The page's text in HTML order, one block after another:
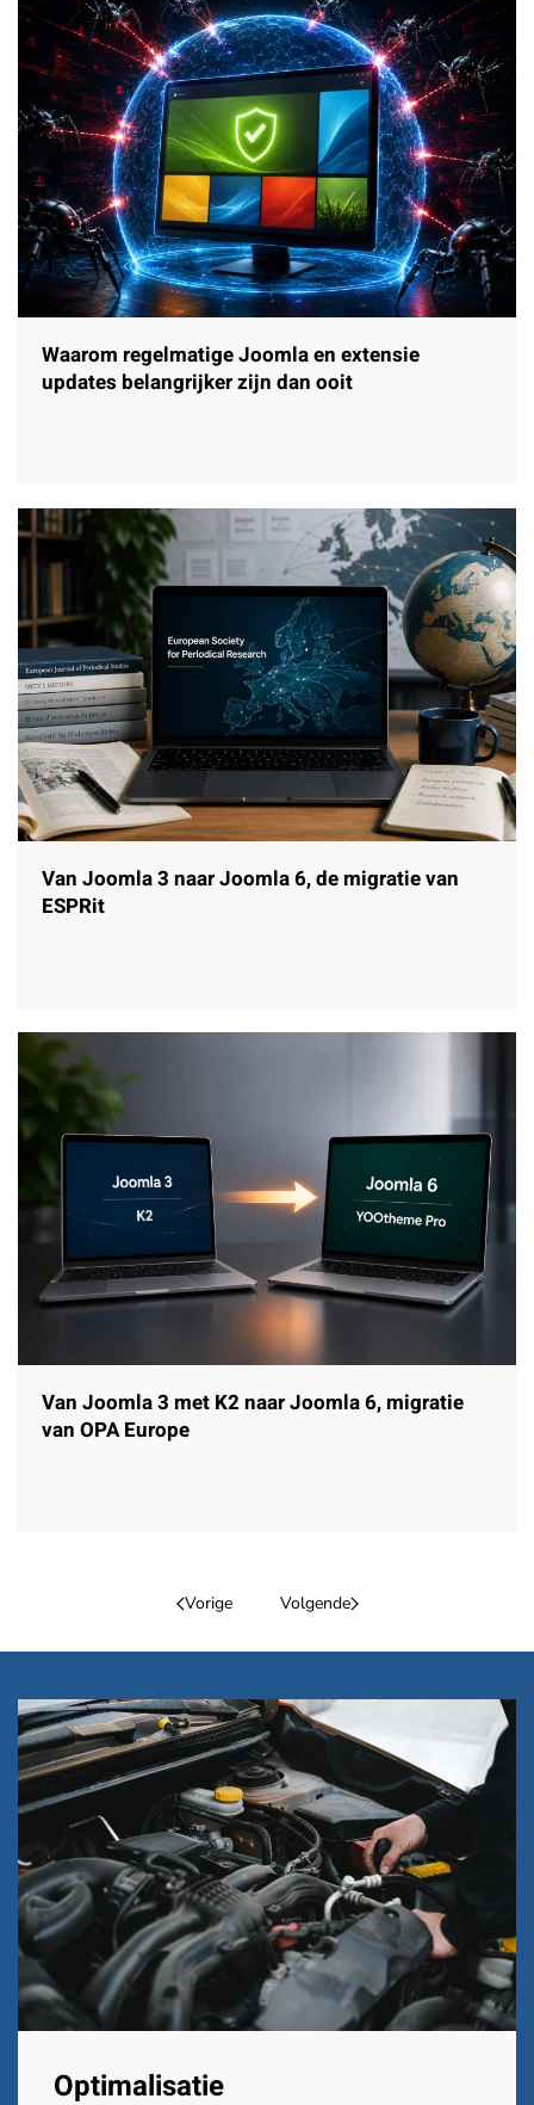
Waarom regelmatige Joomla en extensie
updates belangrijker zijn dan ooit
Van Joomla 3 naar Joomla 6, de migratie van
ESPRit
Van Joomla 3 met K2 naar Joomla 6, migratie
van OPA Europe
Vorige Volgende
Optimalisatie